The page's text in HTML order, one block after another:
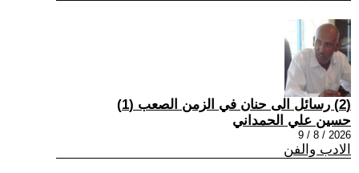
(2) رسائل الى حنان في الزمن الصعب (1)
حسين علي الحمداني
2026 / 8 / 9
الادب والفن